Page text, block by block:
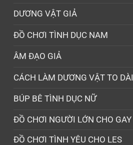
DƯƠNG VẬT GIẢ
ĐỒ CHƠI TÌNH DỤC NAM
ÂM ĐẠO GIẢ
CÁCH LÀM DƯƠNG VẬT TO DÀI
BÚP BÊ TÌNH DỤC NỮ
ĐỒ CHƠI NGƯỜI LỚN CHO GAY
ĐỒ CHƠI TÌNH YÊU CHO LES